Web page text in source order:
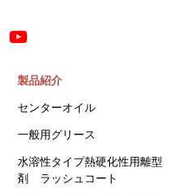
製品紹介
センターオイル
一般用グリース
水溶性タイプ熱硬化性用離型
剤 ラッシュコート